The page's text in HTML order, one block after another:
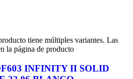
tiene múltiples variantes. Las
la página de producto
INFINITY II SOLID